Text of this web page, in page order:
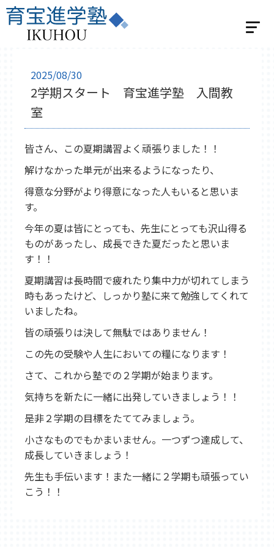
ホーム
選べる2つの指導
学習スタジオパーソナル
集団指導
集団指導 小学生の方
集団指導 中学生の方
教室紹介
東松山教室
武蔵藤沢教室
新所沢教室
育宝進学塾について
講師紹介
入塾の流れ
各種検定試験
企業概要
2025/08/30
2学期スタート 育宝進学塾 入間教
室
皆さん、この夏期講習よく頑張りました！！
解けなかった単元が出来るようになったり、
得意な分野がより得意になった人もいると思いま
す。
今年の夏は皆にとっても、先生にとっても沢山得る
ものがあったし、成長できた夏だったと思いま
す！！
夏期講習は長時間で疲れたり集中力が切れてしまう
時もあったけど、しっかり塾に来て勉強してくれて
いましたね。
皆の頑張りは決して無駄ではありません！
この先の受験や人生においての糧になります！
さて、これから塾での２学期が始まります。
気持ちを新たに一緒に出発していきましょう！！
是非２学期の目標をたててみましょう。
小さなものでもかまいません。一つずつ達成して、
成長していきましょう！
先生も手伝います！また一緒に２学期も頑張ってい
こう！！